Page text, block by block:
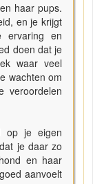
haar pups.
en je krijgt
ervaring en
doen dat je
waar veel
wachten om
veroordelen
op je eigen
je daar zo
en haar
aanvoelt